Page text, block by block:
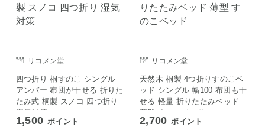
リコメン堂
四つ折り 桐すのこ シングル
アンバー 布団が干せる 折りた
たみ式 桐製 スノコ 四つ折り
湿気対策
1,500 ポイント
リコメン堂
天然木 桐製 4つ折りすのこベ
ッド シングル 幅100 布団も干
せる 軽量 折りたたみベッド
薄型 すのこベッド
2,700 ポイント